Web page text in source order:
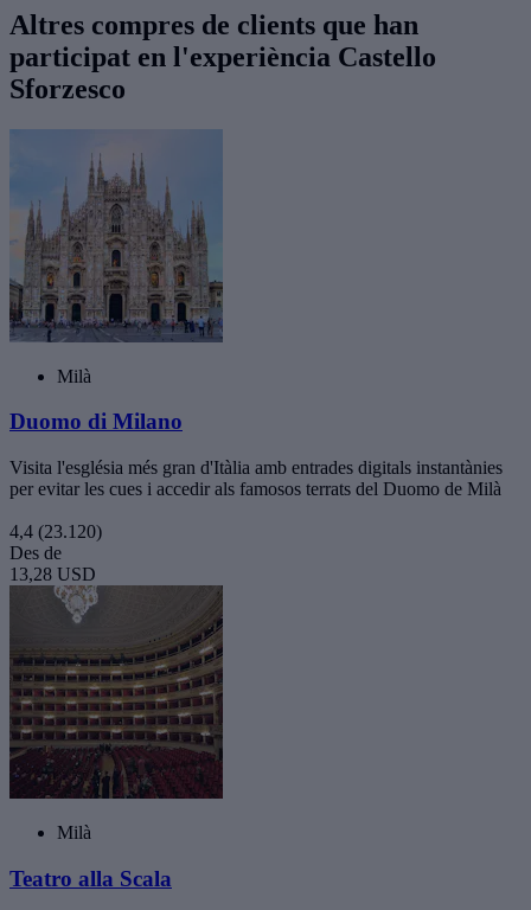
Altres compres de clients que han
participat en l'experiència Castello
Sforzesco
Milà
Duomo di Milano
Visita l'església més gran d'Itàlia amb entrades digitals instantànies
per evitar les cues i accedir als famosos terrats del Duomo de Milà
4,4 (23.120)
Des de
13,28 USD
Milà
Teatro alla Scala